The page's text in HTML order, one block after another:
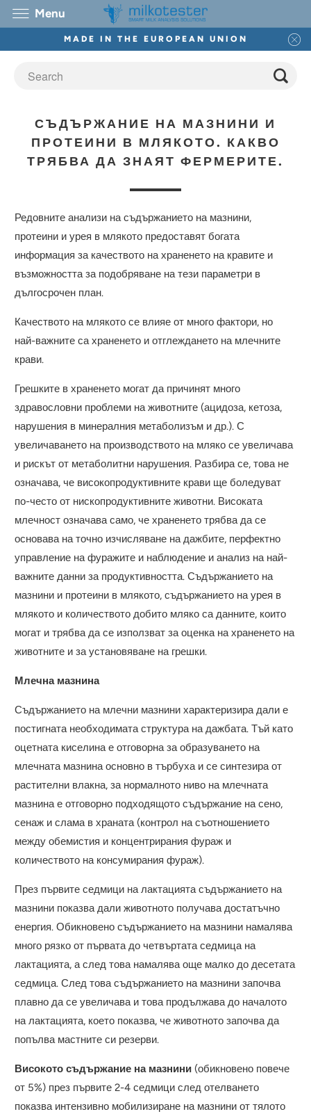
MADE IN THE EUROPEAN UNION
СЪДЪРЖАНИЕ НА МАЗНИНИ И
ПРОТЕИНИ В МЛЯКОТО. КАКВО
ТРЯБВА ДА ЗНАЯТ ФЕРМЕРИТЕ.
Редовните анализи на съдържанието на мазнини,
протеини и урея в млякото предоставят богата
информация за качеството на храненето на кравите и
възможността за подобряване на тези параметри в
дългосрочен план.
Качеството на млякото се влияе от много фактори, но
най-важните са храненето и отглеждането на млечните
крави.
Грешките в храненето могат да причинят много
здравословни проблеми на животните (ацидоза, кетоза,
нарушения в минералния метаболизъм и др.). С
увеличаването на производството на мляко се увеличава
и рискът от метаболитни нарушения. Разбира се, това не
означава, че високопродуктивните крави ще боледуват
по-често от нископродуктивните животни. Високата
млечност означава само, че храненето трябва да се
основава на точно изчисляване на дажбите, перфектно
управление на фуражите и наблюдение и анализ на най-
важните данни за продуктивността. Съдържанието на
мазнини и протеини в млякото, съдържанието на урея в
млякото и количеството добито мляко са данните, които
могат и трябва да се използват за оценка на храненето на
животните и за установяване на грешки.
Млечна мазнина
Съдържанието на млечни мазнини характеризира дали е
постигната необходимата структура на дажбата. Тъй като
оцетната киселина е отговорна за образуването на
млечната мазнина основно в търбуха и се синтезира от
растителни влакна, за нормалното ниво на млечната
мазнина е отговорно подходящото съдържание на сено,
сенаж и слама в храната (контрол на съотношението
между обемистия и концентрирания фураж и
количеството на консумирания фураж).
През първите седмици на лактацията съдържанието на
мазнини показва дали животното получава достатъчно
енергия. Обикновено съдържанието на мазнини намалява
много рязко от първата до четвъртата седмица на
лактацията, а след това намалява още малко до десетата
седмица. След това съдържанието на мазнини започва
плавно да се увеличава и това продължава до началото
на лактацията, което показва, че животното започва да
попълва мастните си резерви.
Високото съдържание на мазнини (обикновено повече
от 5%) през първите 2-4 седмици след отелването
показва интензивно мобилизиране на мазнини от тялото
Menu